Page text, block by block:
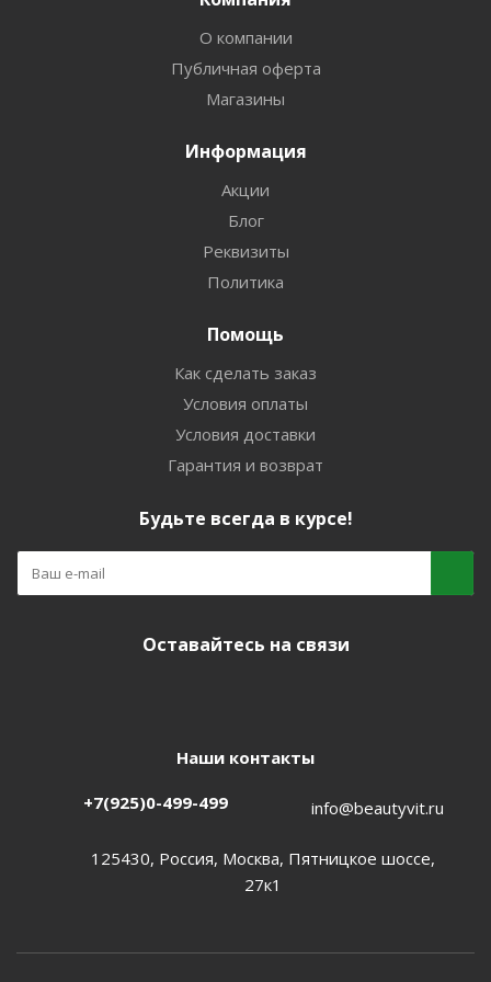
О компании
Публичная оферта
Магазины
Информация
Акции
Блог
Реквизиты
Политика
Помощь
Как сделать заказ
Условия оплаты
Условия доставки
Гарантия и возврат
Будьте всегда в курсе!
Оставайтесь на связи
Наши контакты
+7(925)0-499-499 info@beautyvit.ru
125430, Россия, Москва, Пятницкое шоссе,
27к1